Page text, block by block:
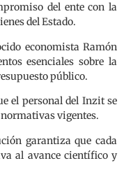
del ente con la
del Estado.
economista Ramón
esenciales sobre la
público.
el personal del Inzit se
vigentes.
garantiza que cada
al avance científico y